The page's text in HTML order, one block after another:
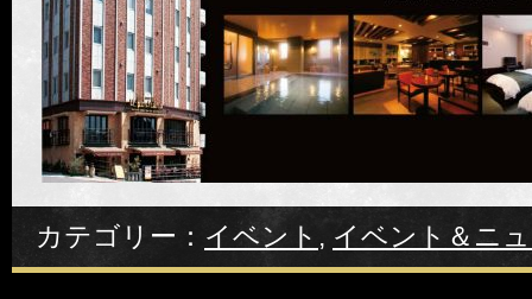
カテゴリー： イベント , イベント＆ニ